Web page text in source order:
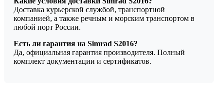
Доставка курьерской службой, транспортной
компанией, а также речным и морским транспортом в
любой порт России.
Есть ли гарантия на Simrad S2016?
Да, официальная гарантия производителя. Полный
комплект документации и сертификатов.